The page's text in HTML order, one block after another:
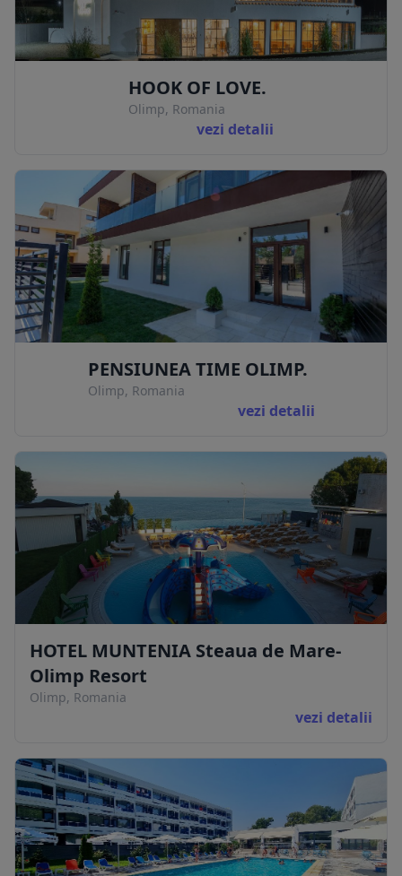
HOOK OF LOVE.
Olimp, Romania
vezi detalii
PENSIUNEA TIME OLIMP.
Olimp, Romania
vezi detalii
HOTEL MUNTENIA Steaua de Mare-
Olimp Resort
Olimp, Romania
vezi detalii